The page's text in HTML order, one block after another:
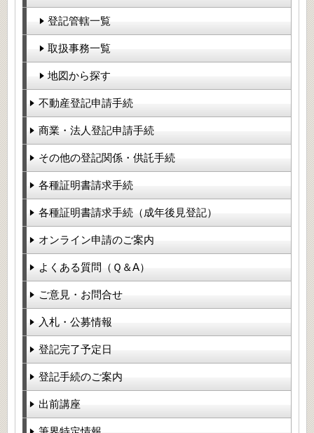
登記管轄一覧
取扱事務一覧
地図から探す
不動産登記申請手続
商業・法人登記申請手続
その他の登記関係・供託手続
各種証明書請求手続
各種証明書請求手続（成年後見登記）
オンライン申請のご案内
よくある質問（Ｑ＆A）
ご意見・お問合せ
入札・公募情報
登記完了予定日
登記手続のご案内
出前講座